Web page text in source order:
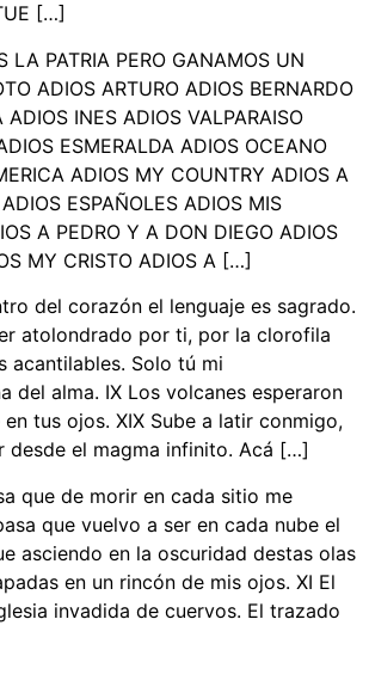
[…]
LA PATRIA PERO GANAMOS UN
ADIOS ARTURO ADIOS BERNARDO
INES ADIOS VALPARAISO
ESMERALDA ADIOS OCEANO
ADIOS MY COUNTRY ADIOS A
ESPAÑOLES ADIOS MIS
A PEDRO Y A DON DIEGO ADIOS
MY CRISTO ADIOS A […]
del corazón el lenguaje es sagrado.
atolondrado por ti, por la clorofila
acantilables. Solo tú mi
del alma. IX Los volcanes esperaron
tus ojos. XIX Sube a latir conmigo,
desde el magma infinito. Acá […]
que de morir en cada sitio me
que vuelvo a ser en cada nube el
asciendo en la oscuridad destas olas
en un rincón de mis ojos. XI El
invadida de cuervos. El trazado